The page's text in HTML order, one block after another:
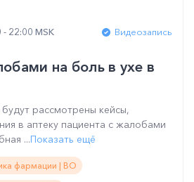
- 22:00 MSK
Видеозапись
на боль в ухе в
рассмотрены кейсы,
в аптеку пациента с жалобами
...Показать ещё
фармации | ВО